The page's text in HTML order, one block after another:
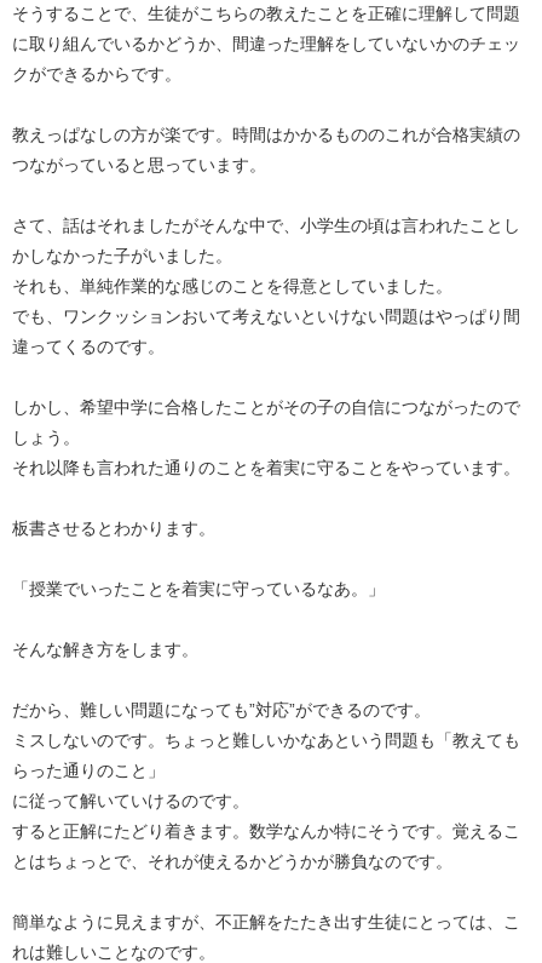
そうすることで、生徒がこちらの教えたことを正確に理解して問題
に取り組んでいるかどうか、間違った理解をしていないかのチェッ
クができるからです。
教えっぱなしの方が楽です。時間はかかるもののこれが合格実績の
つながっていると思っています。
さて、話はそれましたがそんな中で、小学生の頃は言われたことし
かしなかった子がいました。
それも、単純作業的な感じのことを得意としていました。
でも、ワンクッションおいて考えないといけない問題はやっぱり間
違ってくるのです。
しかし、希望中学に合格したことがその子の自信につながったので
しょう。
それ以降も言われた通りのことを着実に守ることをやっています。
板書させるとわかります。
「授業でいったことを着実に守っているなあ。」
そんな解き方をします。
だから、難しい問題になっても”対応”ができるのです。
ミスしないのです。ちょっと難しいかなあという問題も「教えても
らった通りのこと」
に従って解いていけるのです。
すると正解にたどり着きます。数学なんか特にそうです。覚えるこ
とはちょっとで、それが使えるかどうかが勝負なのです。
簡単なように見えますが、不正解をたたき出す生徒にとっては、こ
れは難しいことなのです。